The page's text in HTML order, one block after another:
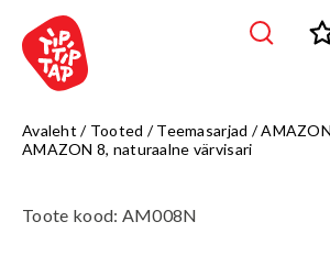
Avaleht / Tooted /Teemasarjad /
AMAZON 8, naturaalne värvisari
Toote kood: AM008N